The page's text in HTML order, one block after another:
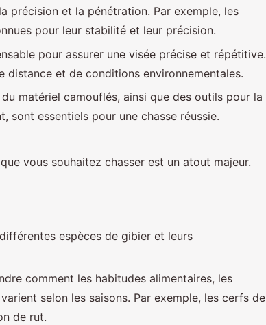
précision et la pénétration. Par exemple, les
pour leur stabilité et leur précision.
pour assurer une visée précise et répétitive.
distance et de conditions environnementales.
matériel camouflés, ainsi que des outils pour la
sont essentiels pour une chasse réussie.
vous souhaitez chasser est un atout majeur.
espèces de gibier et leurs
comment les habitudes alimentaires, les
selon les saisons. Par exemple, les cerfs de
de rut.